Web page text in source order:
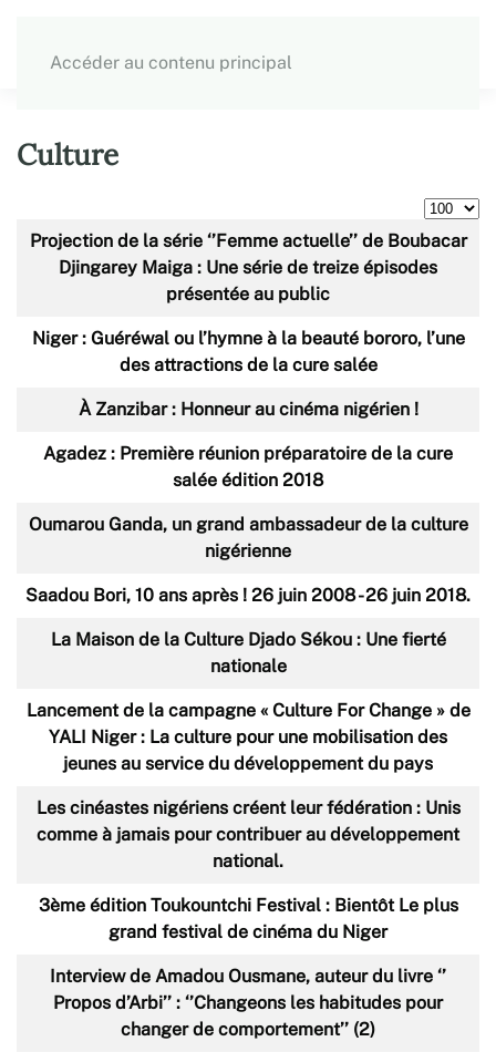
Accéder au contenu principal
Culture
Afficher
Articles
Titre
Projection de la série ‘’Femme actuelle’’ de Boubacar
Djingarey Maiga : Une série de treize épisodes
présentée au public
Niger : Guéréwal ou l’hymne à la beauté bororo, l’une
des attractions de la cure salée
À Zanzibar : Honneur au cinéma nigérien !
Agadez : Première réunion préparatoire de la cure
salée édition 2018
Oumarou Ganda, un grand ambassadeur de la culture
nigérienne
Saadou Bori, 10 ans après ! 26 juin 2008 - 26 juin 2018.
La Maison de la Culture Djado Sékou : Une fierté
nationale
Lancement de la campagne « Culture For Change » de
YALI Niger : La culture pour une mobilisation des
jeunes au service du développement du pays
Les cinéastes nigériens créent leur fédération : Unis
comme à jamais pour contribuer au développement
national.
3ème édition Toukountchi Festival : Bientôt Le plus
grand festival de cinéma du Niger
Interview de Amadou Ousmane, auteur du livre ‘’
Propos d’Arbi’’ : ‘’Changeons les habitudes pour
changer de comportement’’ (2)